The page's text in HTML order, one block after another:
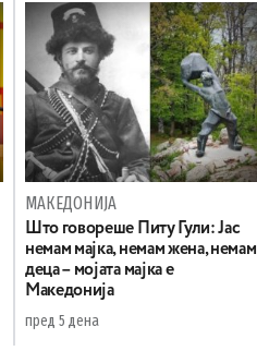
МАКЕДОНИЈА
Што говореше Питу Гули: Јас
немам мајка, немам жена, немам
деца – мојата мајка е
Македонија
пред 5 дена